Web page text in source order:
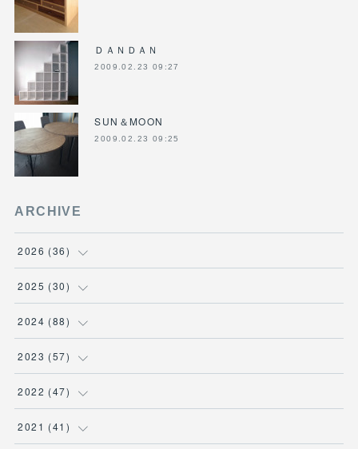
ＤＡＮＤＡＮ
2009.02.23 09:27
SUN＆MOON
2009.02.23 09:25
ARCHIVE
2026 (36)
(3)
(4)
(3)
(5)
2025 (30)
(6)
(4)
(3)
( 2 )
2024 (88)
(7)
(8)
( 9 )
2023 (57)
(7)
( 6 )
2022 (47)
(7 )
2021 (41 )